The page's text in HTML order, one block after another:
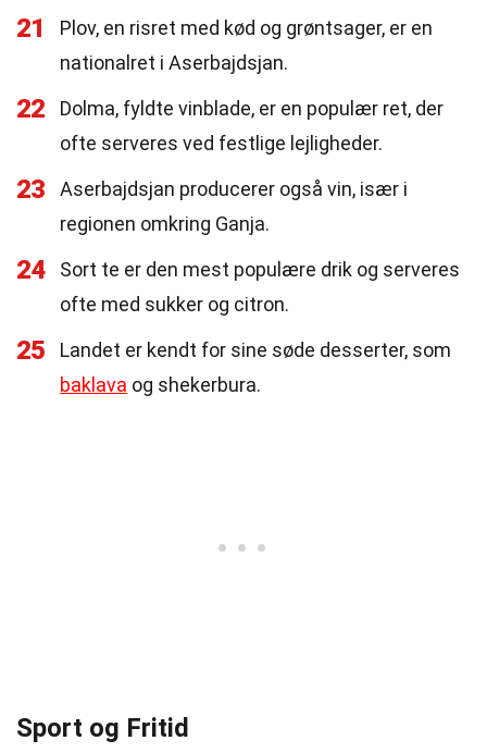
21
Plov, en risret med kød og grøntsager, er en
nationalret i Aserbajdsjan.
22
Dolma, fyldte vinblade, er en populær ret, der
ofte serveres ved festlige lejligheder.
23
Aserbajdsjan producerer også vin, især i
regionen omkring Ganja.
24
Sort te er den mest populære drik og serveres
ofte med sukker og citron.
25
Landet er kendt for sine søde desserter, som
baklava og shekerbura.
Sport og Fritid